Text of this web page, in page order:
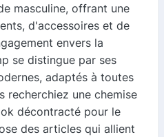
masculine, offrant une
d'accessoires et de
envers la
se distingue par ses
adaptés à toutes
recherchiez une chemise
décontracté pour le
des articles qui allient